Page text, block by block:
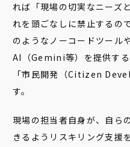
れば「現場の切実なニーズ
れを頭ごなしに禁止する
のようなノーコードツール
AI（Gemini等）を提供す
「市民開発（Citizen
す。
現場の担当者自身が、自ら
きるようリスキリング支援